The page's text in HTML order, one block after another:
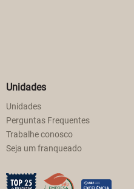
Unidades
Unidades
Perguntas Frequentes
Trabalhe conosco
Seja um franqueado